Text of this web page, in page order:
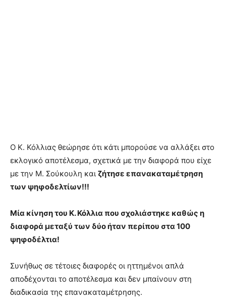
Ο Κ. Κόλλιας θεώρησε ότι κάτι μπορούσε να αλλάξει στο
εκλογικό αποτέλεσμα, σχετικά με την διαφορά που είχε
με την Μ. Σούκουλη και ζήτησε επανακαταμέτρηση
των ψηφοδελτίων!!!
Μία κίνηση του Κ. Κόλλια που σχολιάστηκε καθώς η
διαφορά μεταξύ των δύο ήταν περίπου στα 100
ψηφοδέλτια!
Συνήθως σε τέτοιες διαφορές οι ηττημένοι απλά
αποδέχονται το αποτέλεσμα και δεν μπαίνουν στη
διαδικασία της επανακαταμέτρησης.